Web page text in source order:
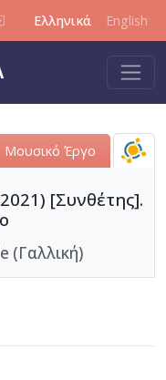
Ελληνικά English
Μουσικό Έργο
[Συνθέτης].
(Γαλλική)